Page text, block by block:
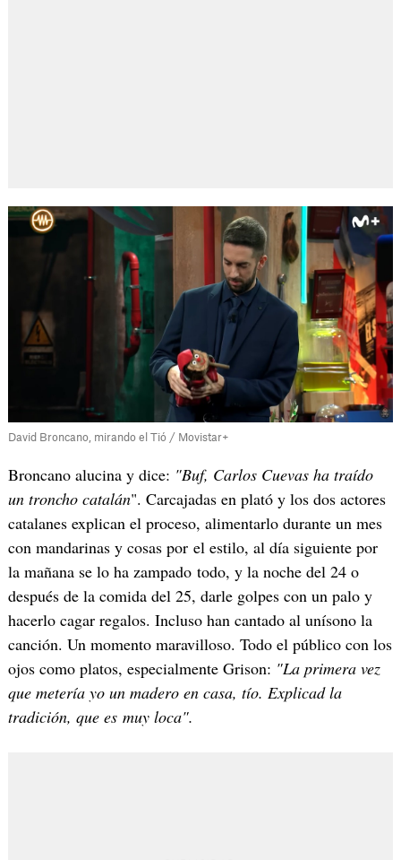
David Broncano, mirando el Tió / Movistar+
Broncano alucina y dice: "Buf, Carlos Cuevas ha traído
un troncho catalán". Carcajadas en plató y los dos actores
catalanes explican el proceso, alimentarlo durante un mes
con mandarinas y cosas por el estilo, al día siguiente por
la mañana se lo ha zampado todo, y la noche del 24 o
después de la comida del 25, darle golpes con un palo y
hacerlo cagar regalos. Incluso han cantado al unísono la
canción. Un momento maravilloso. Todo el público con los
ojos como platos, especialmente Grison: "La primera vez
que metería yo un madero en casa, tío. Explicad la
tradición, que es muy loca".